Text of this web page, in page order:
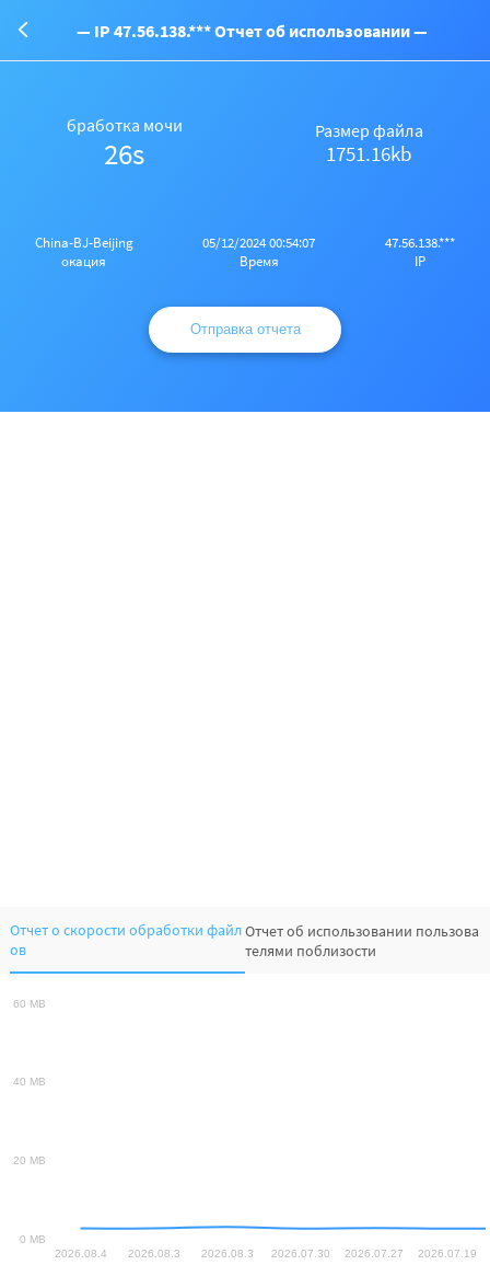
— IP 47.56.138.*** Отчет об использовании —
бработка мочи
26s
Размер файла
1751.16kb
China-BJ-Beijing
окация
05/12/2024 00:54:07
Время
47.56.138.***
IP
Отправка отчета
Отчет о скорости обработки файл
ов
Отчет об использовании пользова
телями поблизости